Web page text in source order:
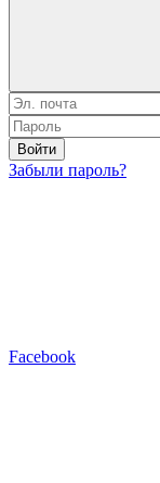
Войти
Забыли пароль?
Facebook